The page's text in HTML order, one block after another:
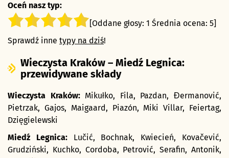
Oceń nasz typ:
[Oddane głosy: 1 Średnia ocena: 5]
Sprawdź inne typy na dziś!
Wieczysta Kraków – Miedź Legnica:
przewidywane składy
Wieczysta Kraków:Mikułko, Fila, Pazdan, Đermanović,
Pietrzak, Gajos, Maigaard, Piazón, Miki Villar, Feiertag,
Dzięgielewski
Miedź Legnica:Lučić, Bochnak, Kwiecień, Kovačević,
Grudziński, Kuchko, Cordoba, Petrović, Serafin, Antonik,